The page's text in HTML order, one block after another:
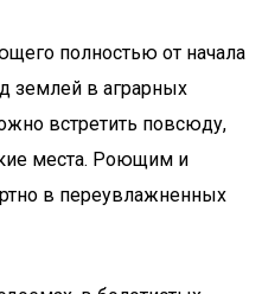
полностью от начала
землей в аграрных
встретить повсюду,
места. Роющим и
в переувлажненных